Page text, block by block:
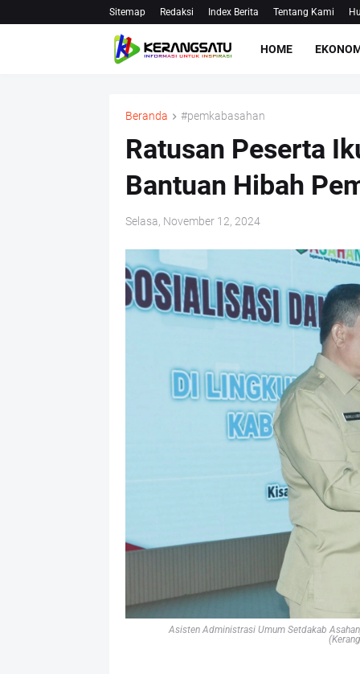
Sitemap Redaksi Index Berita Tentang Kami
HOME
Beranda #pemkabasahan
Ratusan Peserta
Bantuan Hibah
Selasa, November 12, 2024
Asisten Administrasi Umum Setdakab